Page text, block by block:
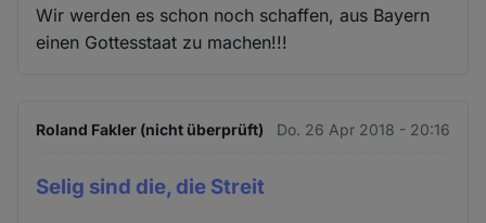
Wir werden es schon noch schaffen, aus Bayern
einen Gottesstaat zu machen!!!
Roland Fakler (nicht überprüft) Do. 26 Apr 2018 - 20:16
Selig sind die, die Streit